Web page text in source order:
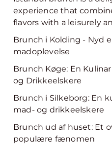
experience that
flavors with a leisurely
Brunch i Kolding - Nyd
madoplevelse
Brunch Køge: En
og Drikkeelskere
Brunch i Silkeborg: En
mad- og drikkeelskere
Brunch ud af huset: Et
populære fænomen